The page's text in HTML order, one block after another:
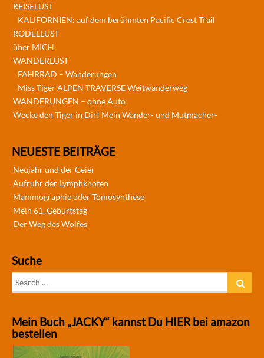
REISELUST
KALIFORNIEN: auf dem berühmten Pacific Crest Trail
RODELLUST
über MICH
WANDERLUST
FAHRRAD – Wanderungen
Miss Tiger ALPEN TRAVERSE Weitwanderweg
WANDERUNGEN – ohne Auto!
Wecke den Tiger in Dir! Mein Wander- und Mutmacher-
NEUESTE BEITRÄGE
Neujahr und der Geier
Aufruhr der Lymphknoten
Mammographie oder Tomosynthese
Mein 61. Geburtstag
Der Weg des Wolfes
Suche
Search
for:
Mein Buch „JACKY“ kannst Du HIER bei amazon
bestellen